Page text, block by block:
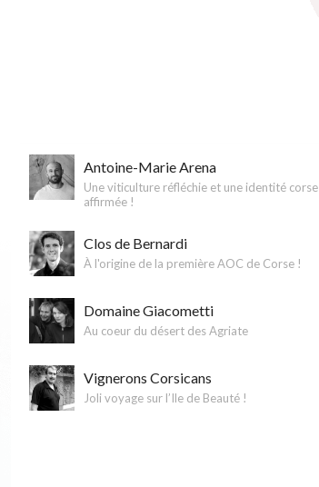
Antoine-Marie Arena
Une viticulture réfléchie et une identité corse
affirmée !
Clos de Bernardi
À l'origine de la première AOC de Corse !
Domaine Giacometti
Au coeur du désert des Agriate
Vignerons Corsicans
Joli voyage sur l’Ile de Beauté !